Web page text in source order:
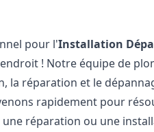
pour l'Installation
! Notre équipe de
la réparation et le
rapidement pour
réparation ou une